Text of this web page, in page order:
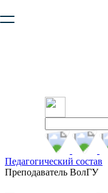
безопасную работу с
Педагогический состав
Преподаватель ВолГУ